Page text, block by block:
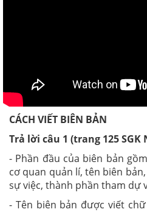
CÁCH VIẾT BIÊN BẢN
Trả lời câu 1 (trang 125 SGK
- Phần đầu của biên bản
cơ quan quản lí, tên biên
sự việc, thành phần tham dự
- Tên biên bản được viết